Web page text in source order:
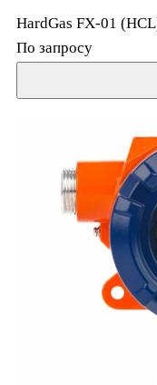
HardGas FX-01
По запросу